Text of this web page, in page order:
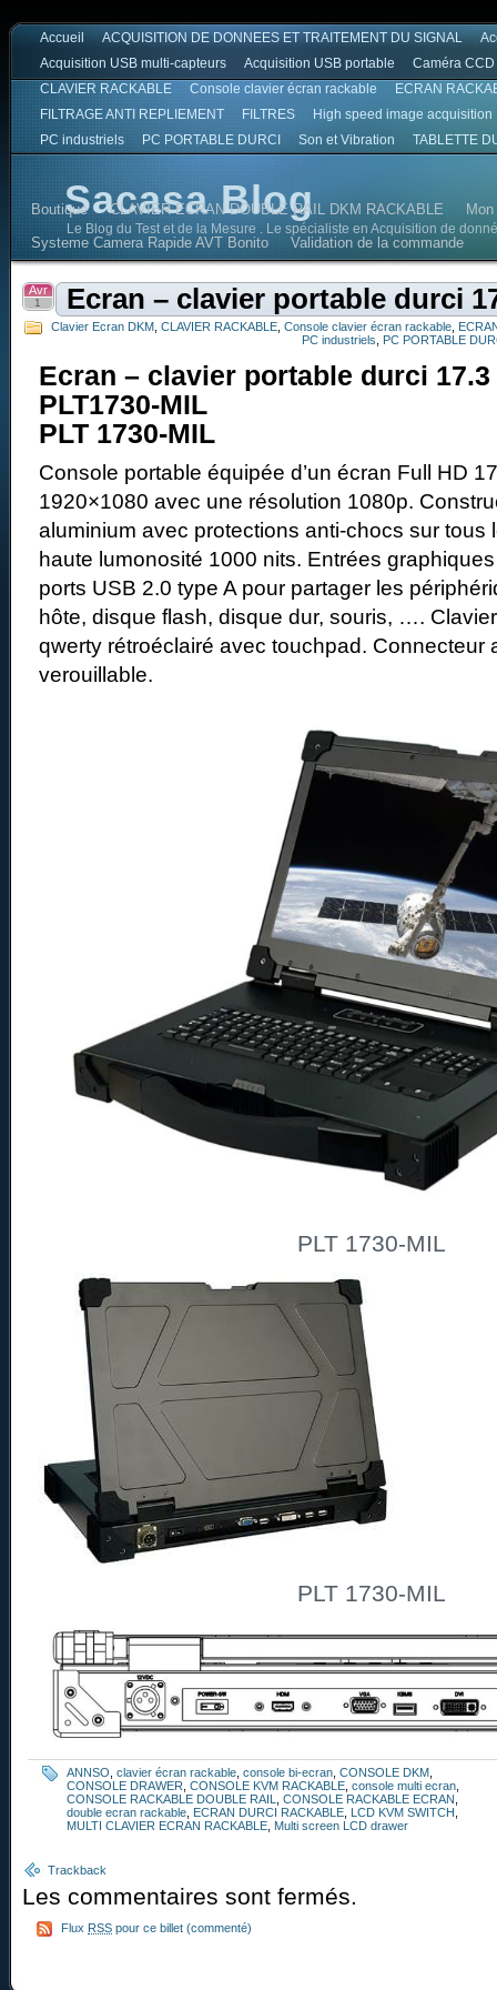
Accueil ACQUISITION DE DONNEES ET TRAITEMENT DU SIGNAL
Acquisition USB multi-capteurs
Acquisition USB portable
Caméra CCD
CLAVIER RACKABLE
Console clavier écran rackable
ECRAN
FILTRAGE ANTI REPLIEMENT
FILTRES
High speed image acquisition
PC industriels
PC PORTABLE DURCI Son et Vibration TABLETTE
Sacasa Blog
Le Blog du Test et de la Mesure . Le spécialiste en Acquisition de
Boutique CLAVIER ECRAN DOUBLE RAIL DKM RACKABLE
Systeme Camera Rapide AVT Bonito
Validation de la commande
Ecran – clavier portable durci
Avr
1
Clavier Ecran DKM CLAVIER RACKABLE Console clavier écran rackable
PC industriels
PC PORTABLE
Ecran – clavier portable durci
PLT1730-MIL
PLT 1730-MIL
Console portable équipée d’un écran Full HD
1920×1080 avec une résolution 1080p.
aluminium avec protections anti-chocs sur
haute lumonosité 1000 nits. Entrées
ports USB 2.0 type A pour partager les
hôte, disque flash, disque dur, souris, ….
qwerty rétroéclairé avec touchpad. Connecteur
verouillable.
PLT 1730-MIL
PLT 1730-MIL
ANNSO clavier écran rackable console bi-ecran CONSOLE DKM
CONSOLE DRAWER CONSOLE KVM RACKABLE console multi ecran
CONSOLE RACKABLE DOUBLE RAIL
CONSOLE RACKABLE ECRAN
double ecran rackable ECRAN DURCI RACKABLE LCD KVM SWITCH
MULTI CLAVIER ECRAN RACKABLE Multi screen LCD drawer
Trackback
Les commentaires sont fermés.
Flux RSS pour ce billet (commenté)